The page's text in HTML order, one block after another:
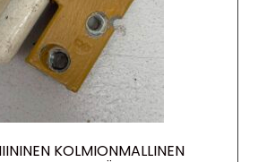
KOLMIONMALLINEN